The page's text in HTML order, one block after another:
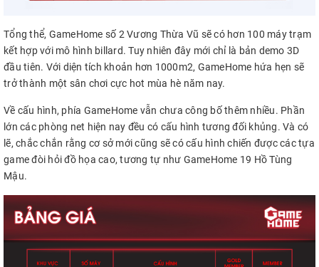
Tổng thể, GameHome số 2 Vương Thừa Vũ sẽ có hơn 100 máy trạm
kết hợp với mô hình billard. Tuy nhiên đây mới chỉ là bản demo 3D
đầu tiên. Với diện tích khoản hơn 1000m2, GameHome hứa hẹn sẽ
trở thành một sân chơi cực hot mùa hè năm nay.
Về cấu hình, phía GameHome vẫn chưa công bố thêm nhiều. Phần
lớn các phòng net hiện nay đều có cấu hình tương đối khủng. Và có
lẽ, chắc chắn rằng cơ sở mới cũng sẽ có cấu hình chiến được các tựa
game đòi hỏi đồ họa cao, tương tự như GameHome 19 Hồ Tùng
Mậu.